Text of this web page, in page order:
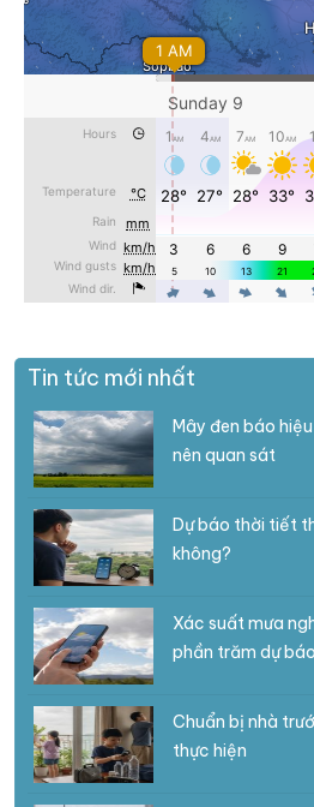
Tin tức mới nhất
Mây đen báo
nên quan sát
Dự báo thời tiết
không?
Xác suất mưa
phần trăm dự báo
Chuẩn bị nhà
thực hiện